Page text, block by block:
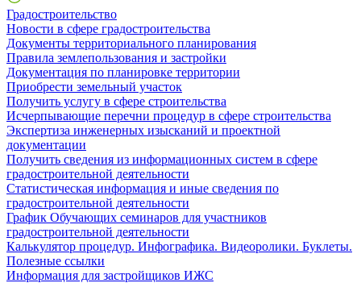
Градостроительство
Новости в сфере градостроительства
Документы территориального планирования
Правила землепользования и застройки
Документация по планировке территории
Приобрести земельный участок
Получить услугу в сфере строительства
Исчерпывающие перечни процедур в сфере строительства
Экспертиза инженерных изысканий и проектной
документации
Получить сведения из информационных систем в сфере
градостроительной деятельности
Статистическая информация и иные сведения по
градостроительной деятельности
График Обучающих семинаров для участников
градостроительной деятельности
Калькулятор процедур. Инфографика. Видеоролики. Буклеты.
Полезные ссылки
Информация для застройщиков ИЖС